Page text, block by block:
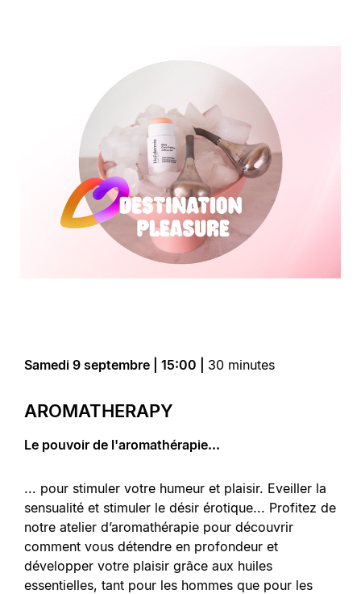
Samedi 9 septembre | 15:00 | 30 minutes
AROMATHERAPY
Le pouvoir de l'aromathérapie...
... pour stimuler votre humeur et plaisir. Eveiller la
sensualité et stimuler le désir érotique... Profitez de
notre atelier d’aromathérapie pour découvrir
comment vous détendre en profondeur et
développer votre plaisir grâce aux huiles
essentielles, tant pour les hommes que pour les